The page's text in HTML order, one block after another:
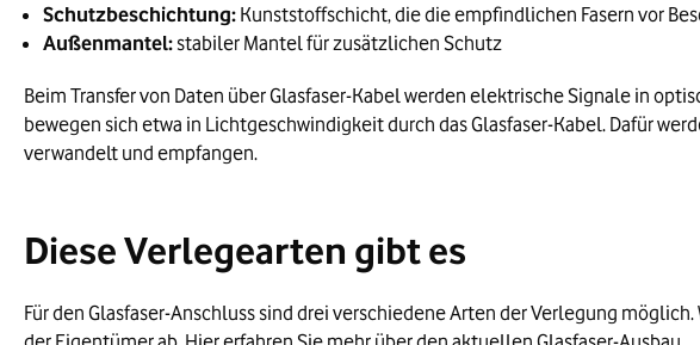
Schutzbeschichtung: Kunststoffschicht, die die empfindlichen Fasern vor
Außenmantel: stabiler Mantel für zusätzlichen Schutz
Beim Transfer von Daten über Glasfaser-Kabel werden elektrische Signale in
bewegen sich etwa in Lichtgeschwindigkeit durch das Glasfaser-Kabel. Dafür
verwandelt und empfangen.
Diese Verlegearten gibt es
Für den Glasfaser-Anschluss sind drei verschiedene Arten der Verlegung